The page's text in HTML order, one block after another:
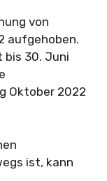
von
aufgehoben.
30. Juni
Oktober 2022
ist, kann